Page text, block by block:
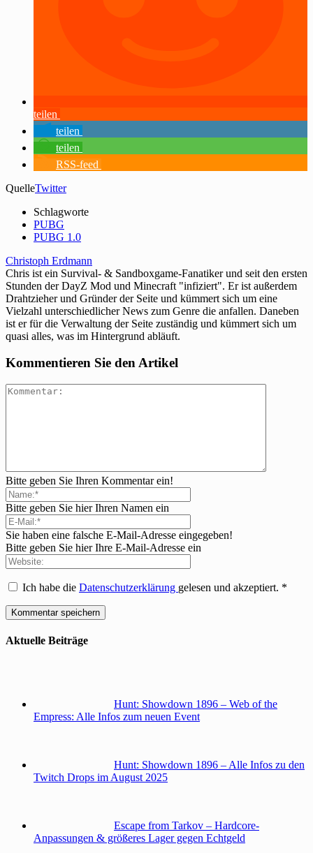
teilen
teilen
teilen
RSS-feed
QuelleTwitter
Schlagworte
PUBG
PUBG 1.0
Christoph Erdmann
Chris ist ein Survival- & Sandboxgame-Fanatiker und seit den ersten
Stunden der DayZ Mod und Minecraft "infiziert". Er ist außerdem
Drahtzieher und Gründer der Seite und kümmert sich um eine
Vielzahl unterschiedlicher News zum Genre die anfallen. Daneben
ist er für die Verwaltung der Seite zuständig und kümmert sich um
quasi alles, was im Hintergrund abläuft.
Kommentieren Sie den Artikel
Bitte geben Sie Ihren Kommentar ein!
Bitte geben Sie hier Ihren Namen ein
Sie haben eine falsche E-Mail-Adresse eingegeben!
Bitte geben Sie hier Ihre E-Mail-Adresse ein
Ich habe die Datenschutzerklärung gelesen und akzeptiert. *
Aktuelle Beiträge
Hunt: Showdown 1896 – Web of the
Empress: Alle Infos zum neuen Event
Hunt: Showdown 1896 – Alle Infos zu den
Twitch Drops im August 2025
Escape from Tarkov – Hardcore-
Anpassungen & größeres Lager gegen Echtgeld